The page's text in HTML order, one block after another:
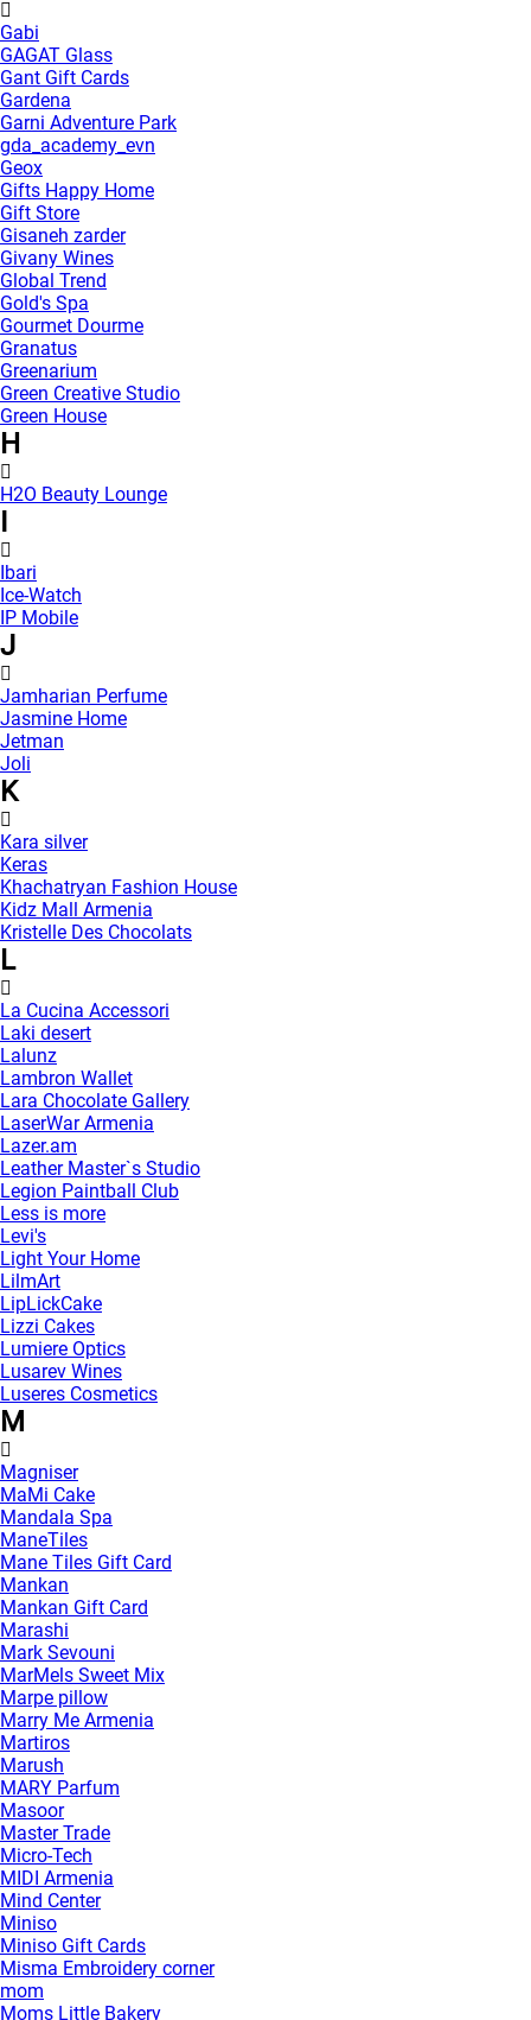
Gabi
GAGAT Glass
Gant Gift Cards
Gardena
Garni Adventure Park
gda_academy_evn
Geox
Gifts Happy Home
Gift Store
Gisaneh zarder
Givany Wines
Global Trend
Gold's Spa
Gourmet Dourme
Granatus
Greenarium
Green Creative Studio
Green House
H
H2O Beauty Lounge
Ibari
Ice-Watch
IP Mobile
J
Jamharian Perfume
Jasmine Home
Jetman
Joli
K
Kara silver
Keras
Khachatryan Fashion House
Kidz Mall Armenia
Kristelle Des Chocolats
L
La Cucina Accessori
Laki desert
Lalunz
Lambron Wallet
Lara Chocolate Gallery
LaserWar Armenia
Lazer.am
Leather Master`s Studio
Legion Paintball Club
Less is more
Levi's
Light Your Home
LilmArt
LipLickCake
Lizzi Cakes
Lumiere Optics
Lusarev Wines
Luseres Cosmetics
M
Magniser
MaMi Cake
Mandala Spa
ManeTiles
Mane Tiles Gift Card
Mankan
Mankan Gift Card
Marashi
Mark Sevouni
MarMels Sweet Mix
Marpe pillow
Marry Me Armenia
Martiros
Marush
MARY Parfum
Masoor
Master Trade
Micro-Tech
MIDI Armenia
Mind Center
Miniso
Miniso Gift Cards
Misma Embroidery corner
mom
Moms Little Bakery